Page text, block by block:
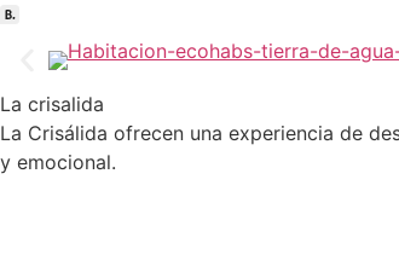
La crisalida
La Crisálida ofrecen una experiencia de
y emocional.